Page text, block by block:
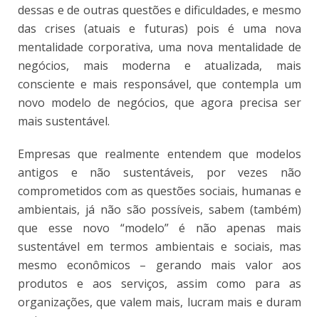
dessas e de outras questões e dificuldades, e mesmo
das crises (atuais e futuras) pois é uma nova
mentalidade corporativa, uma nova mentalidade de
negócios, mais moderna e atualizada, mais
consciente e mais responsável, que contempla um
novo modelo de negócios, que agora precisa ser
mais sustentável.
Empresas que realmente entendem que modelos
antigos e não sustentáveis, por vezes não
comprometidos com as questões sociais, humanas e
ambientais, já não são possíveis, sabem (também)
que esse novo “modelo” é não apenas mais
sustentável em termos ambientais e sociais, mas
mesmo econômicos – gerando mais valor aos
produtos e aos serviços, assim como para as
organizações, que valem mais, lucram mais e duram